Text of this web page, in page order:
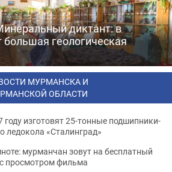
диктант: в
геологическая
МУРМАНСКА И
ОБЛАСТИ
изготовят 25-тонные подшипники-
ледокола «Сталинград»
мурманчан зовут на бесплатный
просмотром фильма